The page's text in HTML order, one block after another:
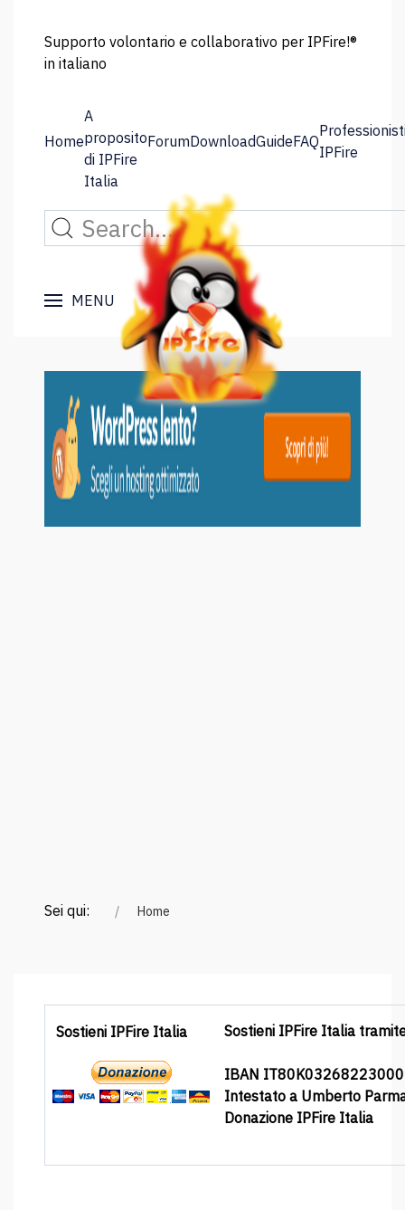
Supporto volontario e collaborativo per IPFire!®
in italiano
Home
A
proposito
di IPFire
Italia
ForumDownloadGuideFAQ
IPFire
MENU
Sei qui: Home
Sostieni IPFire Italia Sostieni IPFire Italia
IBAN
Intestato a Umberto
Donazione IPFire Italia